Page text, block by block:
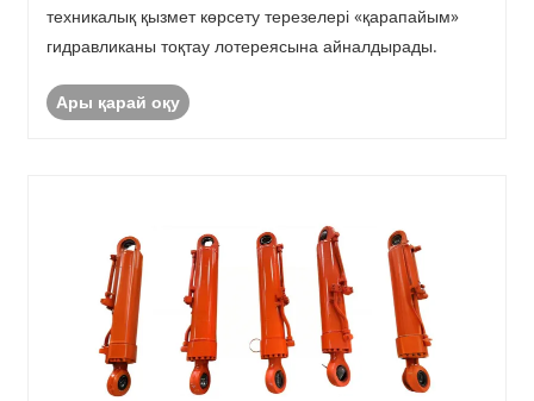
техникалық қызмет көрсету терезелері «қарапайым»
гидравликаны тоқтау лотереясына айналдырады.
Ары қарай оқу